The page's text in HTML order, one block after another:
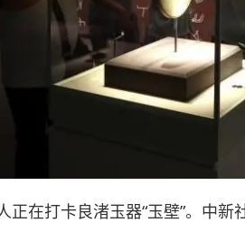
正在打卡良渚玉器“玉壁”。中新